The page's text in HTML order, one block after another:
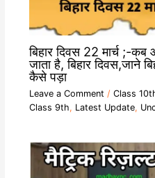
बिहार दिवस 22 मार्च ;-
जाता है, बिहार दिवस,जाने
कैसे पड़ा
Leave a Comment / Class
Class 9th, Latest Update,